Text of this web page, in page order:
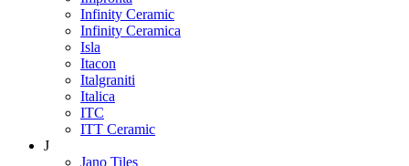
Infinity Ceramic
Infinity Ceramica
Isla
Itacon
Italgraniti
Italica
ITC
ITT Ceramic
J
Jano Tiles